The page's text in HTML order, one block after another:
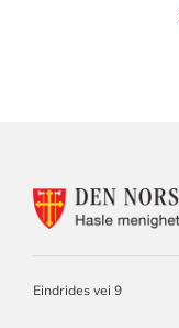
Eindrides vei 9